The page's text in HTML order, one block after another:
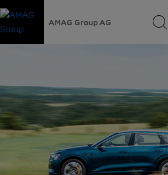
AMAG Group AG